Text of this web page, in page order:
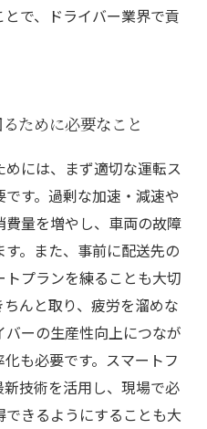
で、ドライバー業界で貢
ために必要なこと
には、まず適切な運転ス
す。過剰な加速・減速や
量を増やし、車両の故障
。また、事前に配送先の
プランを練ることも大切
んと取り、疲労を溜めな
ーの生産性向上につなが
も必要です。スマートフ
技術を活用し、現場で必
きるようにすることも大